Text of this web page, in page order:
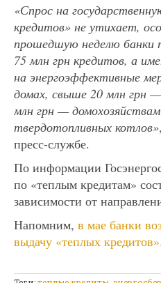
«Спрос на
кредитов» не утихает,
прошедшую неделю банки
75 млн грн кредитов, а
на энергоэффективные
домах, свыше 20 млн
млн грн —
твердотопливных котлов»
пресс-службе.
По информации
по «теплым кредитам»
зависимости от
Напомним, в мае банки
выдачу «теплых кредитов».